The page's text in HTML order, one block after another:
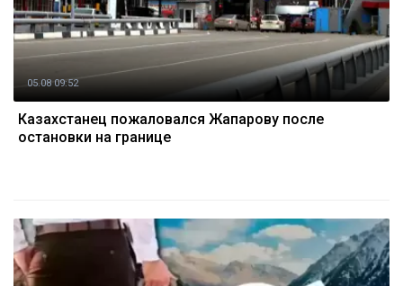
05.08 09:52
Казахстанец пожаловался Жапарову после
остановки на границе